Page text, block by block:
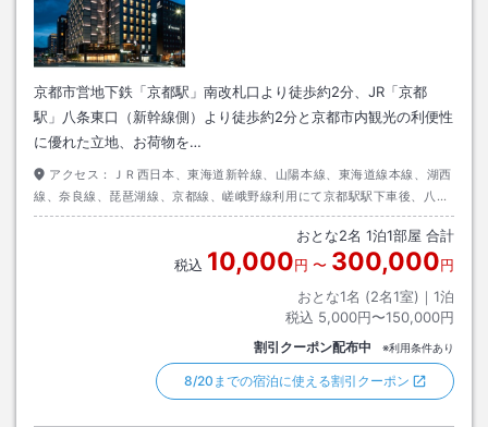
京都市営地下鉄「京都駅」南改札口より徒歩約2分、JR「京都
駅」八条東口（新幹線側）より徒歩約2分と京都市内観光の利便性
に優れた立地、お荷物を…
アクセス：
ＪＲ西日本、東海道新幹線、山陽本線、東海道線本線、湖西
線、奈良線、琵琶湖線、京都線、嵯峨野線利用にて京都駅駅下車後、八条
東口出口より徒歩約２分
おとな2名 1泊1部屋 合計
税込 10,000円 〜 300,000円
おとな1名 (2名1室)｜ 1泊
税込 5,000円〜150,000円
割引クーポン配布中 ※利用条件あり
8/20までの宿泊に使える割引クーポン